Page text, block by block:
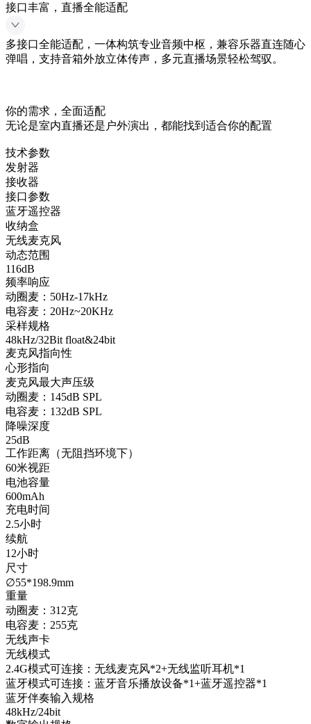
接口丰富，直播全能适配
多接口全能适配，一体构筑专业音频中枢，兼容乐器直连随心
弹唱，支持音箱外放立体传声，多元直播场景轻松驾驭。
你的需求， 全面适配
无论是室内直播还是户外演出，都能找到适合你的配置
技术参数
发射器
接收器
接口参数
蓝牙遥控器
收纳盒
无线麦克风
动态范围
116dB
频率响应
动圈麦：50Hz-17kHz
电容麦：20Hz~20KHz
采样规格
48kHz/32Bit float&24bit
麦克风指向性
心形指向
麦克风最大声压级
动圈麦：145dB SPL
电容麦：132dB SPL
降噪深度
25dB
工作距离（无阻挡环境下）
60米视距
电池容量
600mAh
充电时间
2.5小时
续航
12小时
尺寸
∅55*198.9mm
重量
动圈麦：312克
电容麦：255克
无线声卡
无线模式
2.4G模式可连接：无线麦克风*2+无线监听耳机*1
蓝牙模式可连接：蓝牙音乐播放设备*1+蓝牙遥控器*1
蓝牙伴奏输入规格
48kHz/24bit